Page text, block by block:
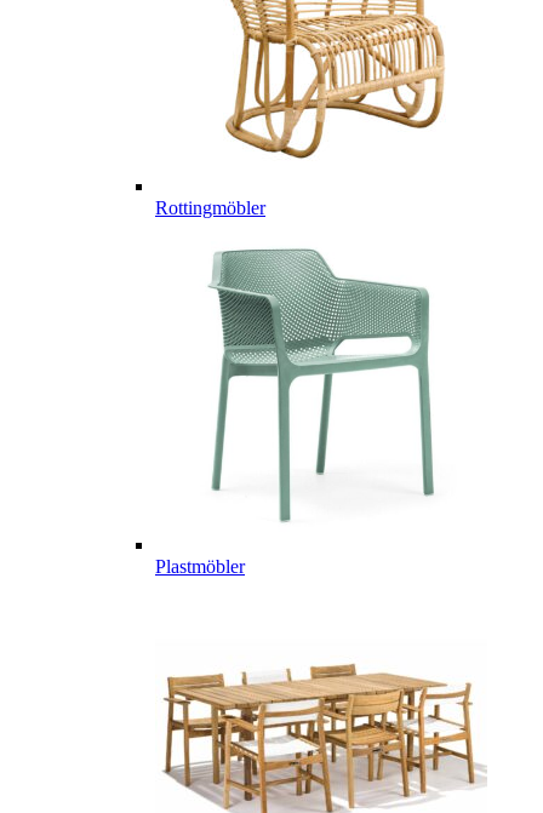
Rottingmöbler
Plastmöbler